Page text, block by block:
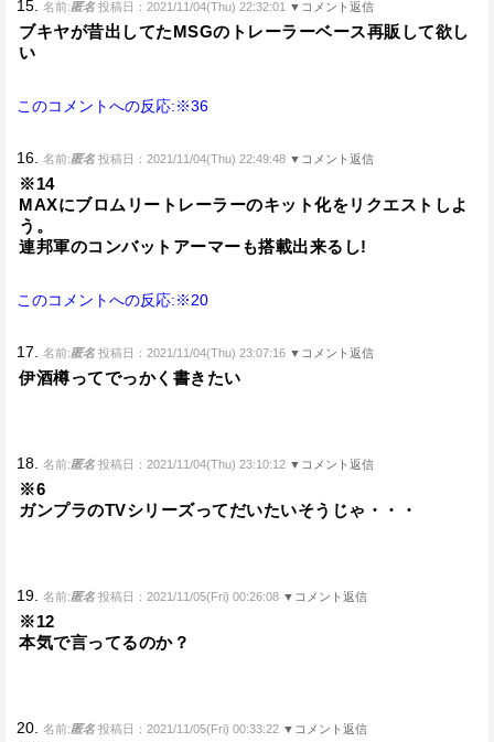
15. 名前:匿名 投稿日：2021/11/04(Thu) 22:32:01 ▼コメント返信
ブキヤが昔出してたMSGのトレーラーベース再販して欲し
い
このコメントへの反応:※36
16. 名前:匿名 投稿日：2021/11/04(Thu) 22:49:48 ▼コメント返信
※14
MAXにブロムリートレーラーのキット化をリクエストしよ
う。
連邦軍のコンバットアーマーも搭載出来るし!
このコメントへの反応:※20
17. 名前:匿名 投稿日：2021/11/04(Thu) 23:07:16 ▼コメント返信
伊酒樽ってでっかく書きたい
18. 名前:匿名 投稿日：2021/11/04(Thu) 23:10:12 ▼コメント返信
※6
ガンプラのTVシリーズってだいたいそうじゃ・・・
19. 名前:匿名 投稿日：2021/11/05(Fri) 00:26:08 ▼コメント返信
※12
本気で言ってるのか？
20. 名前:匿名 投稿日：2021/11/05(Fri) 00:33:22 ▼コメント返信